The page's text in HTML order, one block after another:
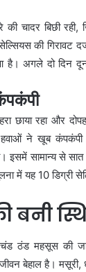
चादर बिछी रही,
की गिरावट
है। अगले दो दिन
छाया रहा और
हवाओं ने खूब
इसमें सामान्य से सात
में यह 10 डिग्री
बनी
ठंड महसूस की
बेहाल है। मसूरी,